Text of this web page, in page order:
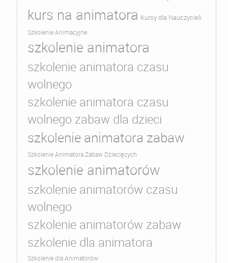
kurs na animatora Kursy dla Nauczycieli
Szkolenie Animacyjne
szkolenie animatora
szkolenie animatora czasu
wolnego
szkolenie animatora czasu
wolnego zabaw dla dzieci
szkolenie animatora zabaw
Szkolenie Animatora Zabaw Dziecięcych
szkolenie animatorów
szkolenie animatorów czasu
wolnego
szkolenie animatorów zabaw
szkolenie dla animatora
Szkolenie dla Animatorów